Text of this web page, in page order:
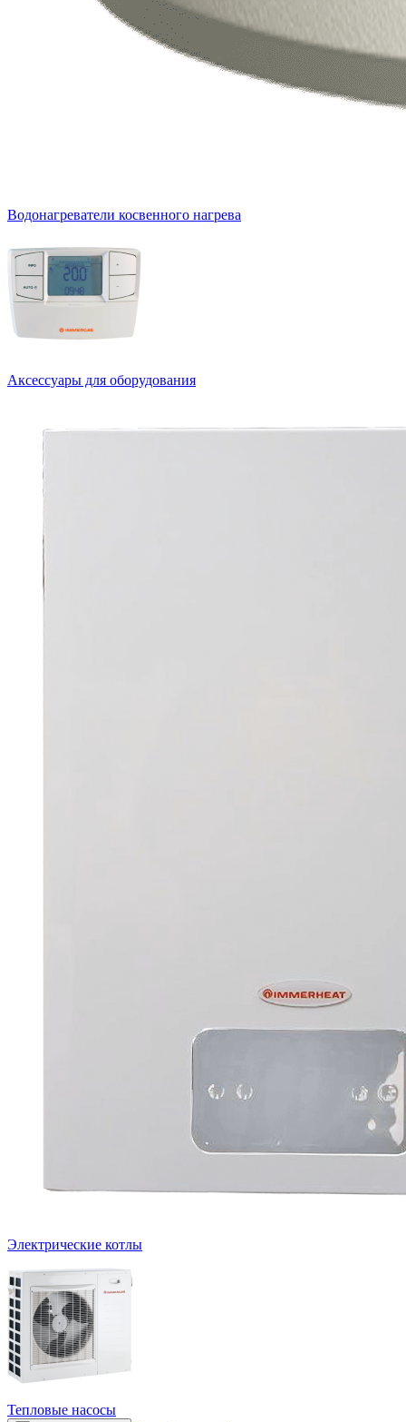
Водонагреватели косвенного нагрева
Аксессуары для оборудования
Электрические котлы
Тепловые насосы